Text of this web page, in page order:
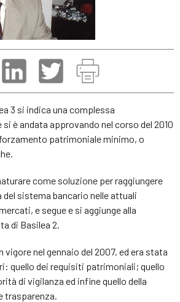
3 si indica una complessa
è andata approvando nel corso del 2010
patrimoniale minimo, o
come soluzione per raggiungere
sistema bancario nelle attuali
e segue e si aggiunge alla
di Basilea 2.
vigore nel gennaio del 2007, ed era stata
quello dei requisiti patrimoniali; quello
di vigilanza ed infine quello della
trasparenza.